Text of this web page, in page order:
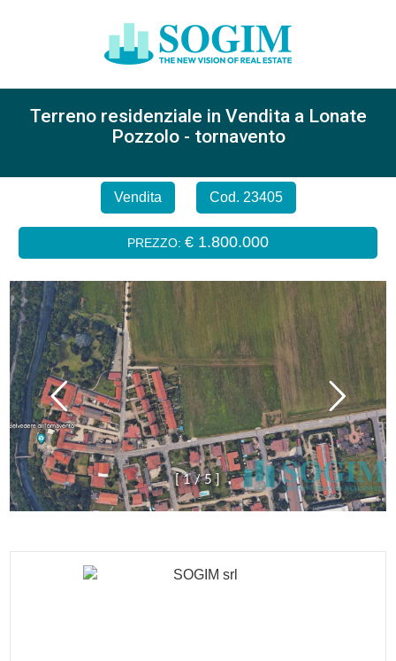
Terreno residenziale in Vendita a Lonate
Pozzolo - tornavento
Vendita Cod. 23405
PREZZO: € 1.800.000
[ 1 / 5 ]